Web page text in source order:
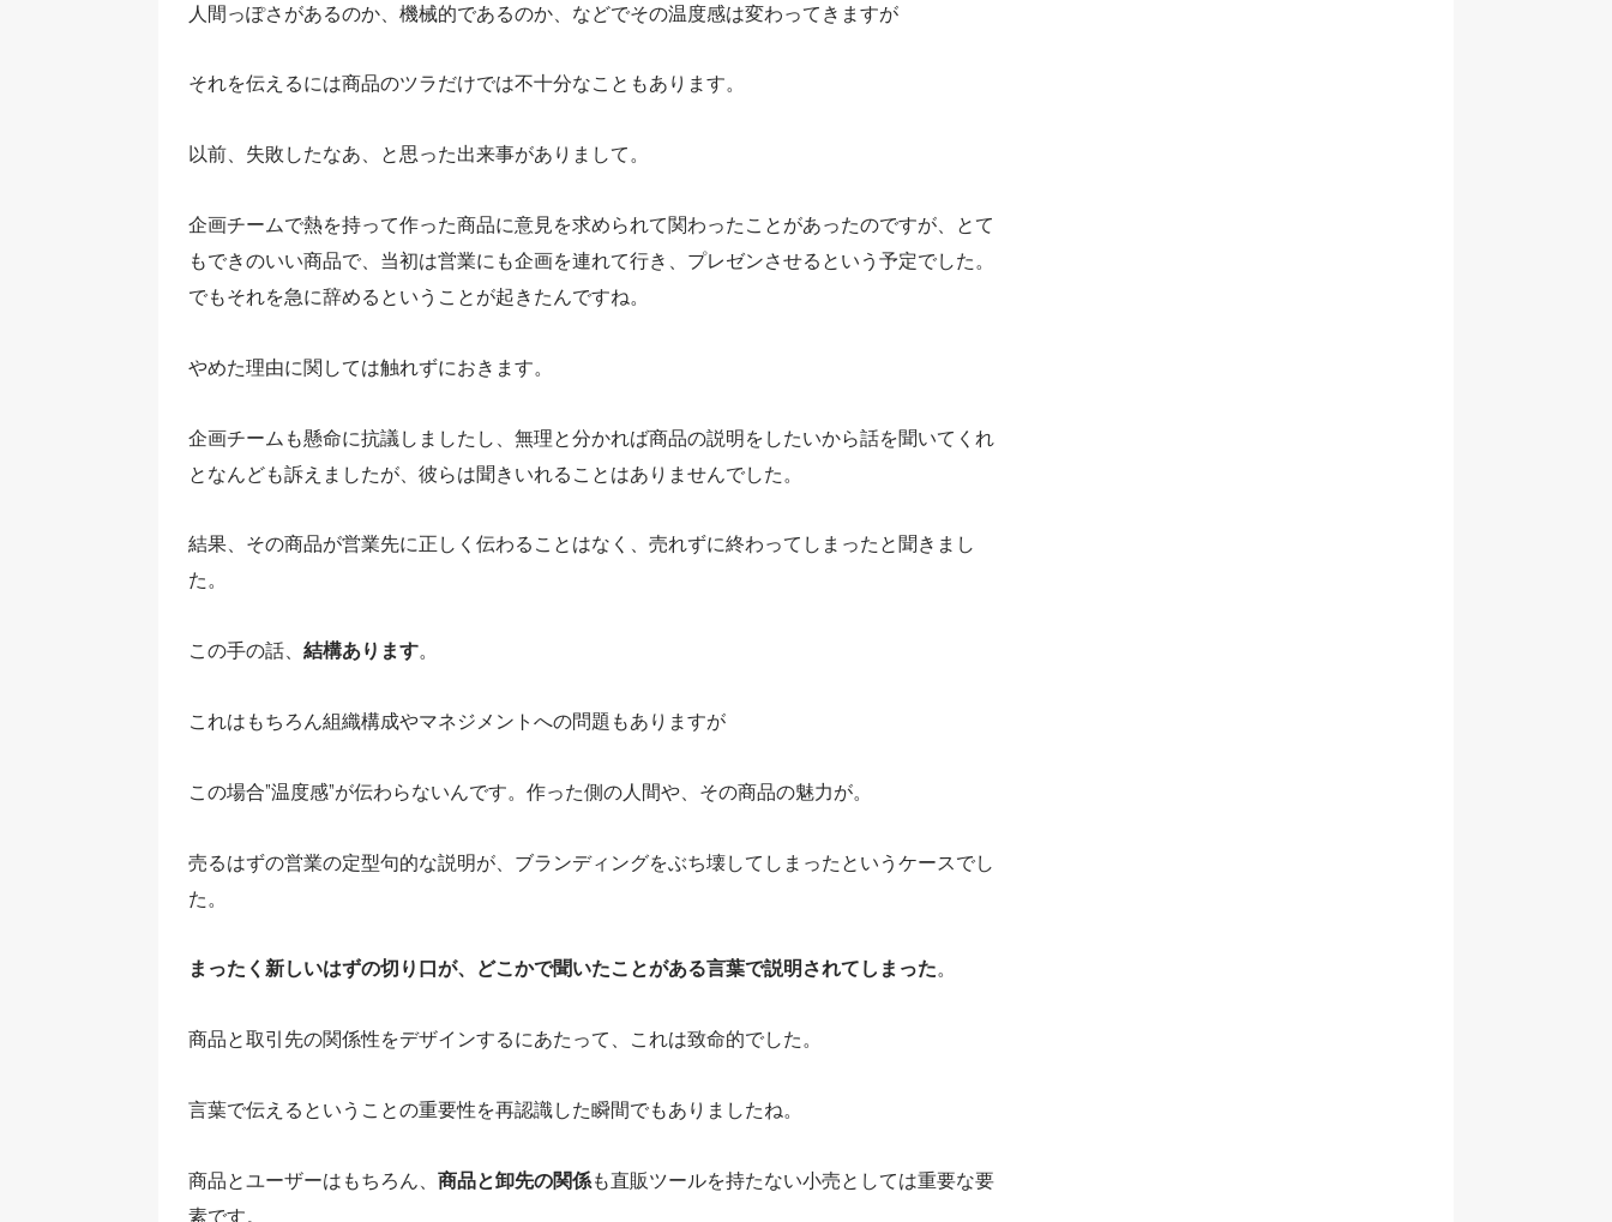
人間っぽさがあるのか、機械的であるのか、などでその温度感は変わってきますが
それを伝えるには商品のツラだけでは不十分なこともあります。
以前、失敗したなあ、と思った出来事がありまして。
企画チームで熱を持って作った商品に意見を求められて関わったことがあったのですが、とて
もできのいい商品で、当初は営業にも企画を連れて行き、プレゼンさせるという予定でした。
でもそれを急に辞めるということが起きたんですね。
やめた理由に関しては触れずにおきます。
企画チームも懸命に抗議しましたし、無理と分かれば商品の説明をしたいから話を聞いてくれ
となんども訴えましたが、彼らは聞きいれることはありませんでした。
結果、その商品が営業先に正しく伝わることはなく、売れずに終わってしまったと聞きまし
た。
この手の話、 結構あります。
これはもちろん組織構成やマネジメントへの問題もありますが
この場合”温度感”が伝わらないんです。作った側の人間や、その商品の魅力が。
売るはずの営業の定型句的な説明が、ブランディングをぶち壊してしまったというケースでし
た。
まったく新しいはずの切り口が、どこかで聞いたことがある言葉で説明されてしまった。
商品と取引先の関係性をデザインするにあたって、これは致命的でした。
言葉で伝えるということの重要性を再認識した瞬間でもありましたね。
商品とユーザーはもちろん、 商品と卸先の関係も直販ツールを持たない小売としては重要な要
素です。